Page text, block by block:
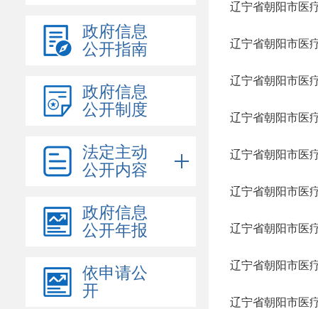
政府信息
公开指南
政府信息
公开制度
法定主动
公开内容
政府信息
公开年报
依申请公
开
辽宁省朝阳市医
辽宁省朝阳市医
辽宁省朝阳市医
辽宁省朝阳市医
辽宁省朝阳市医
辽宁省朝阳市医
辽宁省朝阳市医
辽宁省朝阳市医
辽宁省朝阳市医